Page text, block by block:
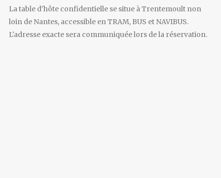
La table d'hôte confidentielle se situe à Trentemoult non
loin de Nantes, accessible en TRAM, BUS et NAVIBUS.
L'adresse exacte sera communiquée lors de la réservation.